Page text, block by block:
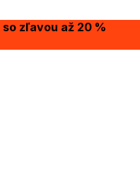
so zľavou až 20 %